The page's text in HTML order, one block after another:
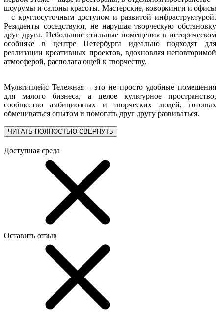
шоурумы и салоны красоты. Мастерские, коворкинги и офисы
– с круглосуточным доступом и развитой инфраструктурой.
Резиденты соседствуют, не нарушая творческую обстановку
друг друга. Небольшие стильные помещения в историческом
особняке в центре Петербурга идеально подходят для
реализации креативных проектов, вдохновляя неповторимой
атмосферой, располагающей к творчеству.
Мультиплейс Тележная – это не просто удобные помещения
для малого бизнеса, а целое культурное пространство,
сообщество амбициозных и творческих людей, готовых
обмениваться опытом и помогать друг другу развиваться.
ЧИТАТЬ ПОЛНОСТЬЮ СВЕРНУТЬ
Доступная среда
Оставить отзыв